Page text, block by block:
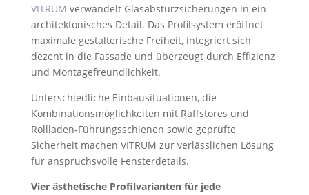
VITRUM verwandelt Glasabsturzsicherungen in ein
architektonisches Detail. Das Profilsystem eröffnet
maximale gestalterische Freiheit, integriert sich
dezent in die Fassade und überzeugt durch Effizienz
und Montagefreundlichkeit.
Unterschiedliche Einbausituationen, die
Kombinationsmöglichkeiten mit Raffstores und
Rollladen-Führungsschienen sowie geprüfte
Sicherheit machen VITRUM zur verlässlichen Lösung
für anspruchsvolle Fensterdetails.
Vier ästhetische Profilvarianten für jede